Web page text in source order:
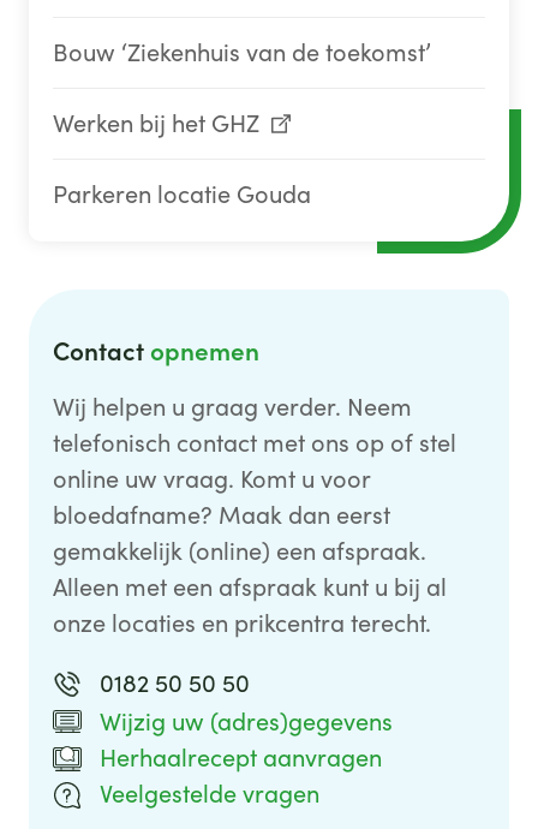
Bouw ‘Ziekenhuis van de toekomst’
Werken bij het GHZ
Parkeren locatie Gouda
Contact opnemen
Wij helpen u graag verder. Neem
telefonisch contact met ons op of stel
online uw vraag. Komt u voor
bloedafname? Maak dan eerst
gemakkelijk (online) een afspraak.
Alleen met een afspraak kunt u bij al
onze locaties en prikcentra terecht.
0182 50 50 50
Wijzig uw (adres)gegevens
Herhaalrecept aanvragen
Veelgestelde vragen